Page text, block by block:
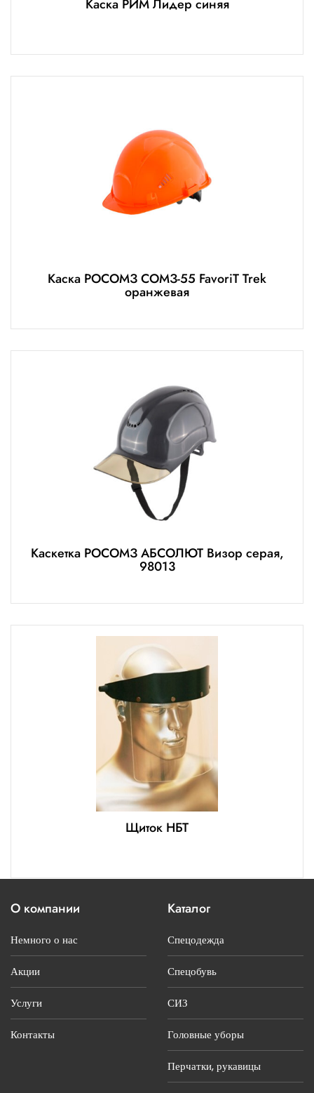
Каска РИМ Лидер синяя
Каска РОСОМЗ СОМЗ-55 FavoriT Trek
оранжевая
Каскетка РОСОМЗ АБСОЛЮТ Визор серая,
98013
Щиток НБТ
О компании
Немного о нас
Акции
Услуги
Контакты
Каталог
Спецодежда
Спецобувь
СИЗ
Головные уборы
Перчатки, рукавицы